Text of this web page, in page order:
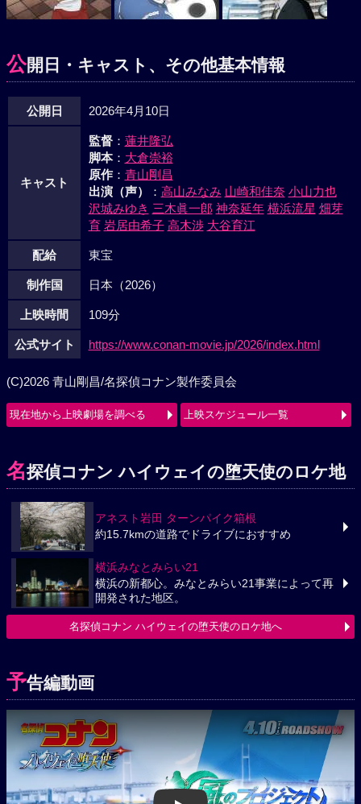
公開日・キャスト、その他基本情報
公開日 2026年4月10日
キャスト
監督： 蓮井隆弘
脚本： 大倉崇裕
原作： 青山剛昌
出演（声）
： 高山みなみ 山崎和佳奈 小山力也
沢城みゆき 三木眞一郎 神奈延年 横浜流星 畑芽
育 岩居由希子 高木渉 大谷育江
配給 東宝
制作国 日本（2026）
上映時間 109分
公式サイト https://www.conan-movie.jp/2026/index.html
(C)2026 青山剛昌/名探偵コナン製作委員会
現在地から上映劇場を調べる 上映スケジュール一覧
名探偵コナン ハイウェイの堕天使のロケ地
アネスト岩田 ターンパイク箱根
約15.7kmの道路でドライブにおすすめ
横浜みなとみらい21
横浜の新都心。みなとみらい21事業によって再
開発された地区。
名探偵コナン ハイウェイの堕天使のロケ地へ
予告編動画